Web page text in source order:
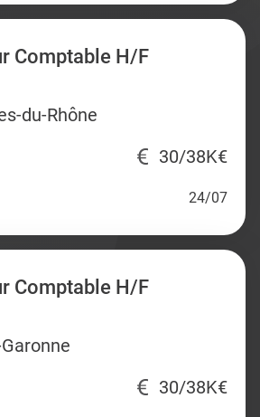
Comptable H/F
du-Rhône
30/38K€
24/07
Comptable H/F
30/38K€